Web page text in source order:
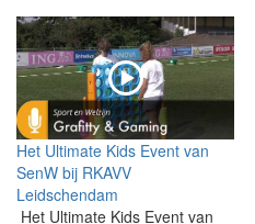
Het Ultimate Kids Event van
SenW bij RKAVV
Leidschendam
Het Ultimate Kids Event van